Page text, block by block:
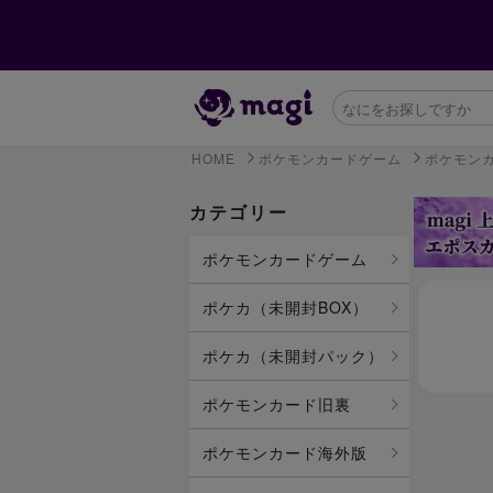
HOME ポケモンカードゲーム ポケモン
カテゴリー
ポケモンカードゲーム
ポケカ（未開封BOX）
ポケカ（未開封パック）
ポケモンカード旧裏
ポケモンカード海外版